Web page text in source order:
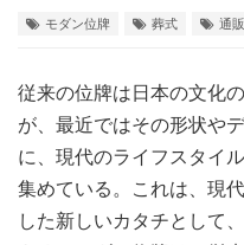
モダン位牌 葬式 通販
従来の位牌は日本の文化
が、最近ではその形状や
に、現代のライフスタイ
集めている。これは、現
した新しいカタチとして